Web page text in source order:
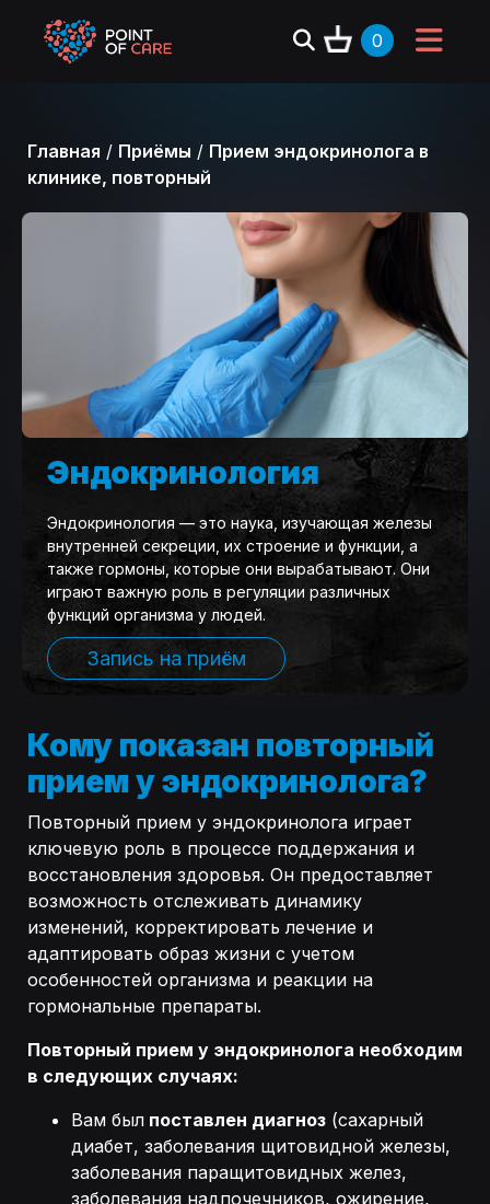
0
Главная / Приёмы / Прием эндокринолога в
клинике, повторный
Эндокринология
Эндокринология — это наука, изучающая железы
внутренней секреции, их строение и функции, а
также гормоны, которые они вырабатывают. Они
играют важную роль в регуляции различных
функций организма у людей.
Запись на приём
Кому показан повторный
прием у эндокринолога?
Повторный прием у эндокринолога играет
ключевую роль в процессе поддержания и
восстановления здоровья. Он предоставляет
возможность отслеживать динамику
изменений, корректировать лечение и
адаптировать образ жизни с учетом
особенностей организма и реакции на
гормональные препараты.
Повторный прием у эндокринолога необходим
в следующих случаях:
Вам был поставлен диагноз (сахарный
диабет, заболевания щитовидной железы,
заболевания паращитовидных желез,
заболевания надпочечников, ожирение,